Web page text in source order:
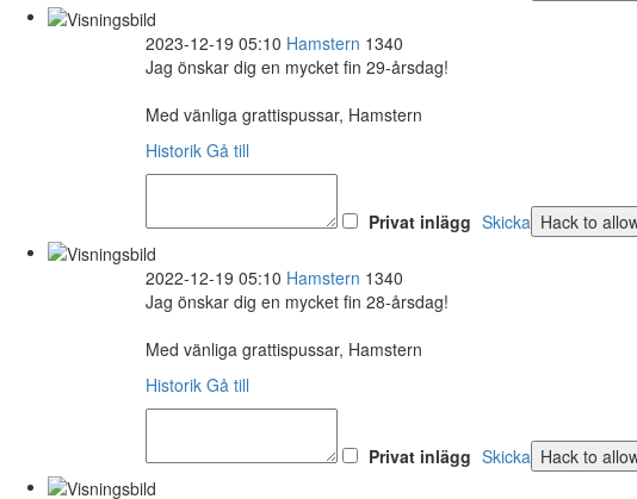
2023-12-19 05:10 Hamstern 1340
Jag önskar dig en mycket fin 29-årsdag!
Med vänliga grattispussar, Hamstern
Historik Gå till
Privat inlägg Skicka
2022-12-19 05:10 Hamstern 1340
Jag önskar dig en mycket fin 28-årsdag!
Med vänliga grattispussar, Hamstern
Historik Gå till
Privat inlägg Skicka